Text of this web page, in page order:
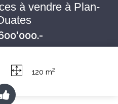
à vendre à Plan-
120 m2